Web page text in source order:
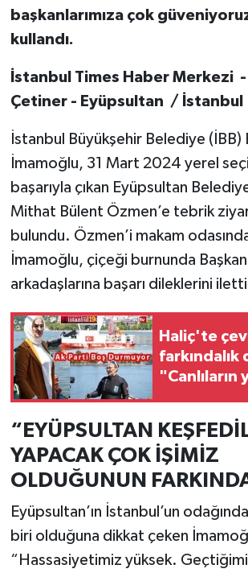
başkanlarımıza çok
kullandı.
İstanbul Times Haber Merkezi
Çetiner - Eyüpsultan / İstanbul
İstanbul Büyükşehir Belediye (İBB)
İmamoğlu, 31 Mart 2024 yerel
başarıyla çıkan Eyüpsultan
Mithat Bülent Özmen’e tebrik
bulundu. Özmen’i makam
İmamoğlu, çiçeği burnunda
arkadaşlarına başarı dileklerini
Haliç'te
farkındalık
"Canlıların
“EYÜPSULTAN
YAPACAK ÇOK İŞİMİZ
OLDUĞUNUN
Eyüpsultan’ın İstanbul’un
biri olduğuna dikkat çeken
“Hassasiyetimiz yüksek.